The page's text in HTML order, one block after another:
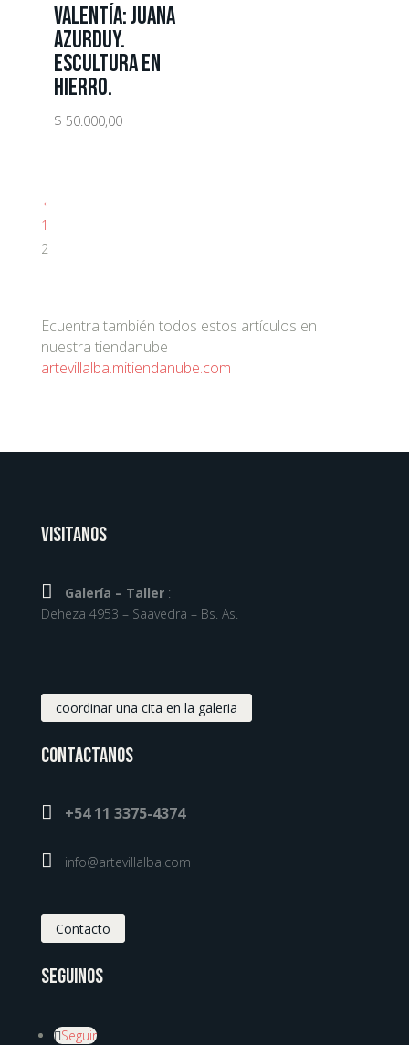
Valentía: Juana
Azurduy.
Escultura en
Hierro.
$ 50.000,00
←
1
2
Ecuentra también todos estos artículos en
nuestra tiendanube
artevillalba.mitiendanube.com
Visitanos
 Galería – Taller:
Deheza 4953 – Saavedra – Bs. As.
coordinar una cita en la galeria
Contactanos
 +54 11 3375-4374
 info@artevillalba.com
Contacto
Seguinos
Seguir